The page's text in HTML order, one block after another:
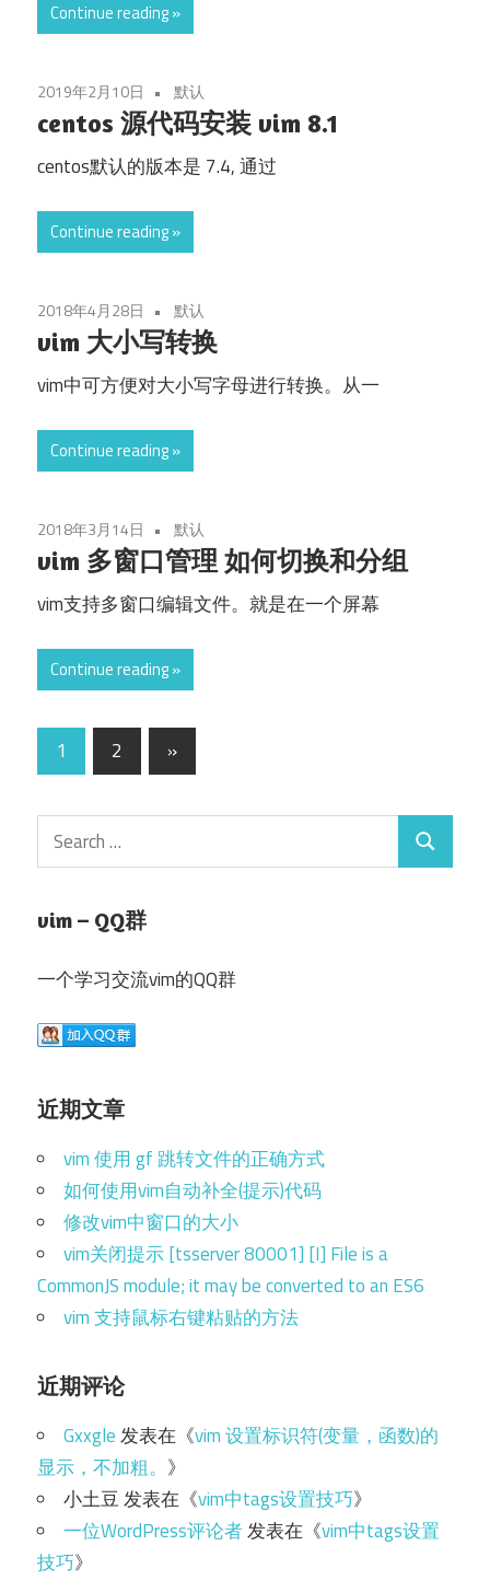
Continue reading
2019年2月10日 默认
centos 源代码安装 vim 8.1
centos默认的版本是 7.4, 通过
Continue reading
2018年4月28日 默认
vim 大小写转换
vim中可方便对大小写字母进行转换。从一
Continue reading
2018年3月14日 默认
vim 多窗口管理 如何切换和分组
vim支持多窗口编辑文件。就是在一个屏幕
Continue reading
文
章
分
页
1 2
Next
Posts
»
Search
for:
Search
vim – QQ群
一个学习交流vim的QQ群
近期文章
vim 使用 gf 跳转文件的正确方式
如何使用vim自动补全(提示)代码
修改vim中窗口的大小
vim关闭提示 [tsserver 80001] [I] File is a
CommonJS module; it may be converted to an ES6
vim 支持鼠标右键粘贴的方法
近期评论
Gxxgle发表在《vim 设置标识符(变量，函数)的
显示，不加粗。 》
小土豆发表在《vim中tags设置技巧》
一位WordPress评论者发表在《vim中tags设置
技巧》